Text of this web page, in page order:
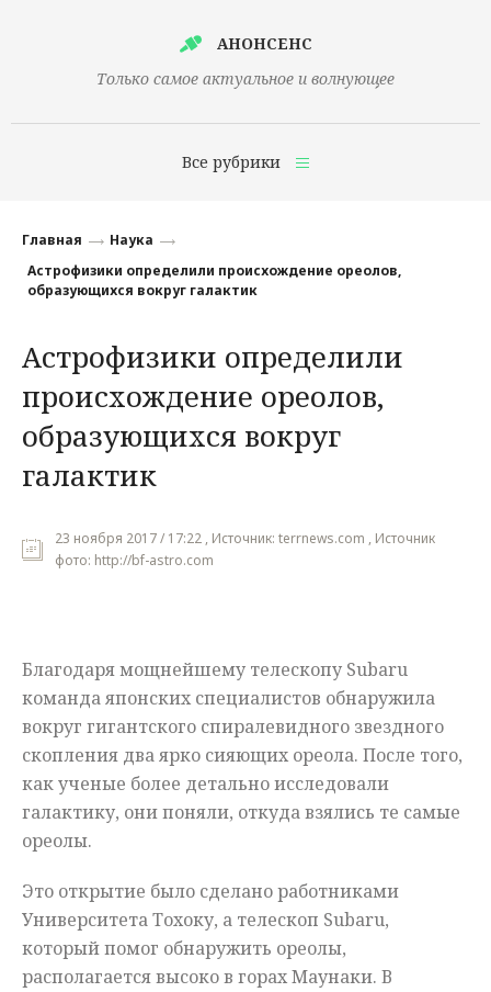
АНОНСЕНС
Только самое актуальное и волнующее
Все рубрики
Финансы
Наука
Культура
Общество
Политика
Происшествия
Главная
Наука
Астрофизики определили происхождение ореолов,
образующихся вокруг галактик
Астрофизики определили
происхождение ореолов,
образующихся вокруг
галактик
23 ноября 2017 / 17:22 , Источник: terrnews.com , Источник
фото: http://bf-astro.com
Благодаря мощнейшему телескопу Subaru
команда японских специалистов обнаружила
вокруг гигантского спиралевидного звездного
скопления два ярко сияющих ореола. После того,
как ученые более детально исследовали
галактику, они поняли, откуда взялись те самые
ореолы.
Это открытие было сделано работниками
Университета Тохоку, а телескоп Subaru,
который помог обнаружить ореолы,
располагается высоко в горах Маунаки. В